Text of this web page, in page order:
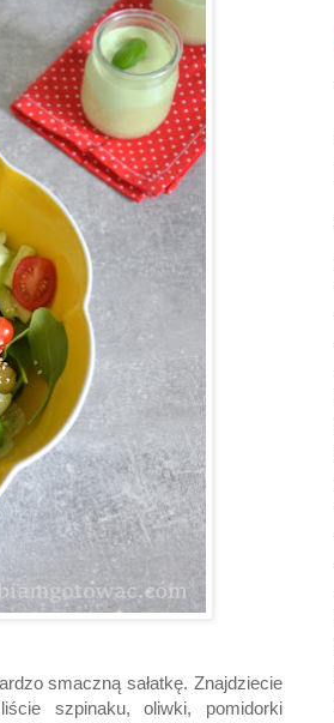
smaczną sałatkę. Znajdziecie
szpinaku, oliwki, pomidorki